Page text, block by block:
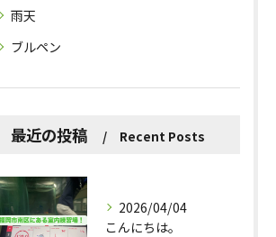
雨天
ブルペン
最近の投稿 Recent Posts
2026/04/04
こんにちは。